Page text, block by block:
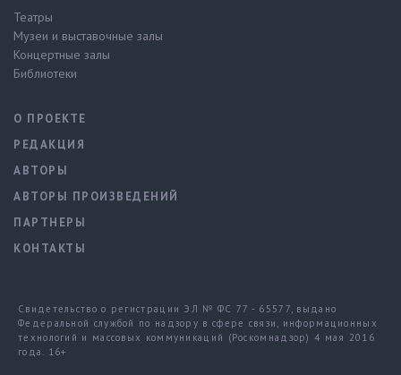
Театры
Музеи и выставочные залы
Концертные залы
Библиотеки
О ПРОЕКТЕ
РЕДАКЦИЯ
АВТОРЫ
АВТОРЫ ПРОИЗВЕДЕНИЙ
ПАРТНЕРЫ
КОНТАКТЫ
Свидетельство о регистрации ЭЛ № ФС 77 - 65577, выдано
Федеральной службой по надзору в сфере связи, информационных
технологий и массовых коммуникаций (Роскомнадзор) 4 мая 2016
года. 16+